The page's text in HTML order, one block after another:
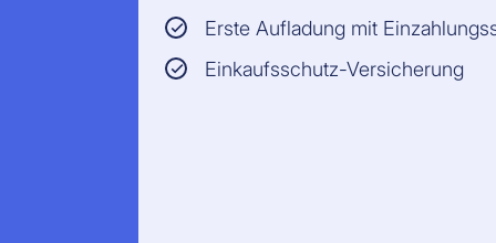
Erste Aufladung mit
Einkaufsschutz-Versicherung